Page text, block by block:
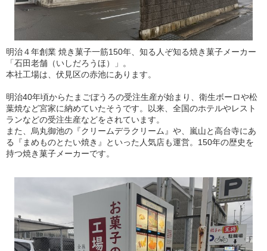
明治４年創業 焼き菓子一筋150年、知る人ぞ知る焼き菓子メーカー
「石田老舗（いしだろうほ）」。
本社工場は、伏見区の赤池にあります。
明治40年頃からたまごぼうろの受注生産が始まり、衛生ボーロや松
葉焼など宮家に納めていたそうです。以来、全国のホテルやレスト
ランなどの受注生産などをされています。
また、烏丸御池の『クリームデラクリーム』や、嵐山と高台寺にあ
る『まめものとたい焼き』といった人気店も運営。150年の歴史を
持つ焼き菓子メーカーです。